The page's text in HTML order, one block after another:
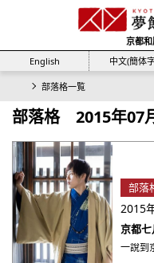
京都
English
中文(簡体
部落格一覧
部落格 2015年07
部落
2015
京都